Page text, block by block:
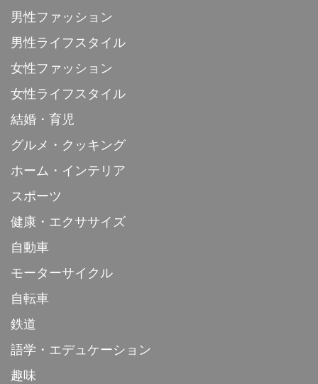
男性ファッション
男性ライフスタイル
女性ファッション
女性ライフスタイル
結婚・育児
グルメ・クッキング
ホーム・インテリア
スポーツ
健康・エクササイズ
自動車
モーターサイクル
自転車
鉄道
語学・エデュケーション
趣味